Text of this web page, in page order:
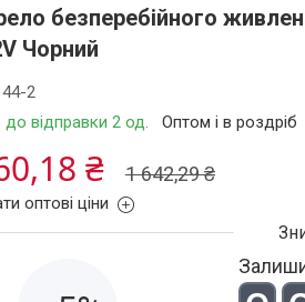
безперебійного
Чорний
до відправки 2 од. Оптом і в роздріб
2
1 642,29 ₴
₴
оптові ціни